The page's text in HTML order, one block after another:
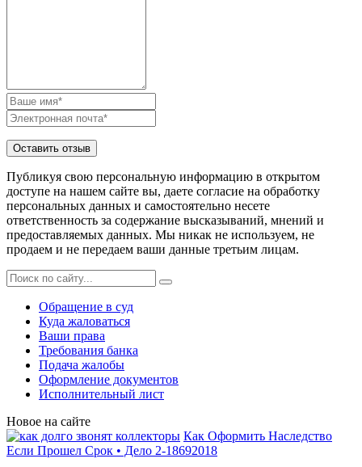
Публикуя свою персональную информацию в открытом
доступе на нашем сайте вы, даете согласие на обработку
персональных данных и самостоятельно несете
ответственность за содержание высказываний, мнений и
предоставляемых данных. Мы никак не используем, не
продаем и не передаем ваши данные третьим лицам.
Обращение в суд
Куда жаловаться
Ваши права
Требования банка
Подача жалобы
Оформление документов
Исполнительный лист
Новое на сайте
Как Оформить Наследство
Если Прошел Срок • Дело 2-18692018